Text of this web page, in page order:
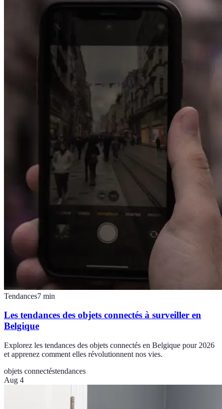
Tendances7 min
Les tendances des objets connectés à surveiller en
Belgique
Explorez les tendances des objets connectés en Belgique pour 2026
et apprenez comment elles révolutionnent nos vies.
objets connectéstendances
Aug 4